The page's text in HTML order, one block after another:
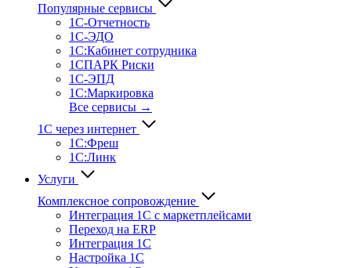
Популярные сервисы
1С-Отчет­ность
1С-ЭДО
1С:Кабинет сотрудника
1СПАРК Риски
1С-ЭПД
1С:Маркировка
Все сервисы →
1С через интернет
1С:Фреш
1С:Линк
Услуги
Комплексное сопровождение
Интеграция 1С с маркетплейсами
Переход на ERP
Интеграция 1С
Настройка 1С